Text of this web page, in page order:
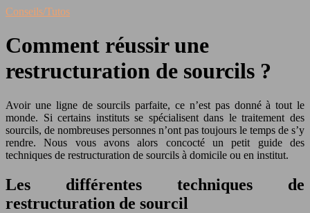
Conseils/Tutos
Comment réussir une
restructuration de sourcils ?
Avoir une ligne de sourcils parfaite, ce n’est pas donné à tout le
monde. Si certains instituts se spécialisent dans le traitement des
sourcils, de nombreuses personnes n’ont pas toujours le temps de s’y
rendre. Nous vous avons alors concocté un petit guide des
techniques de restructuration de sourcils à domicile ou en institut.
Les différentes techniques de
restructuration de sourcil